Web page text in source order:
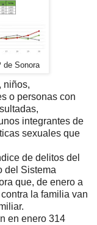
de Sonora
niños,
o personas con
integrantes de
sexuales que
de delitos del
del Sistema
que, de enero a
la familia van
en enero 314